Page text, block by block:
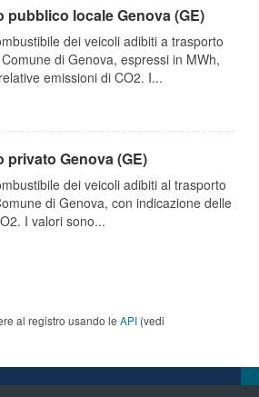
locale Genova (GE)
dei veicoli adibiti a trasporto
di Genova, espressi in MWh,
emissioni di CO2. I...
Genova (GE)
dei veicoli adibiti al trasporto
di Genova, con indicazione delle
I valori sono...
al registro usando le API (vedi